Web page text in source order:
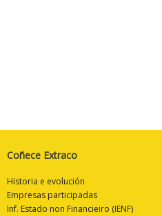
Coñece Extraco
Historia e evolución
Empresas participadas
Inf. Estado non Financieiro (IENF)